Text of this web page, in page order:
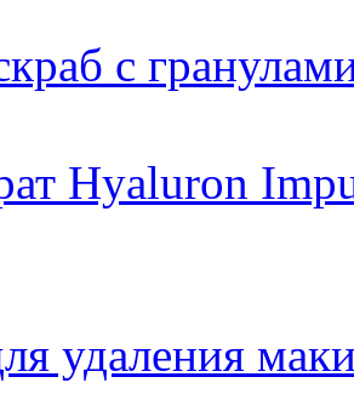
с
Hyaluron
удаления